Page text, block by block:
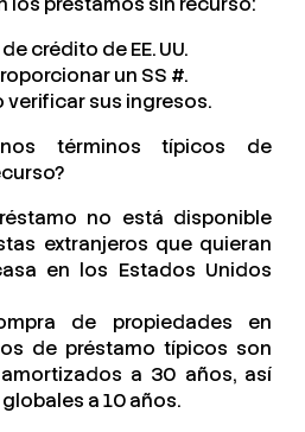
crédito de EE. UU.
un SS #.
verificar sus ingresos.
términos típicos de
no está disponible
extranjeros que quieran
en los Estados Unidos
de propiedades en
de préstamo típicos son
a 30 años, así
a 10 años.